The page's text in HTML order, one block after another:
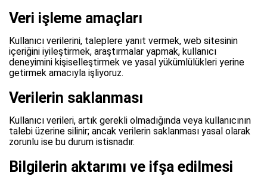
Veri işleme amaçları
Kullanıcı verilerini, taleplere yanıt vermek, web sitesinin
içeriğini iyileştirmek, araştırmalar yapmak, kullanıcı
deneyimini kişiselleştirmek ve yasal yükümlülükleri yerine
getirmek amacıyla işliyoruz.
Verilerin saklanması
Kullanıcı verileri, artık gerekli olmadığında veya kullanıcının
talebi üzerine silinir; ancak verilerin saklanması yasal olarak
zorunlu ise bu durum istisnadır.
Bilgilerin aktarımı ve ifşa edilmesi